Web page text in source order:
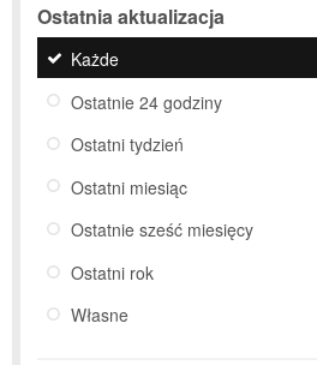
Ostatnia aktualizacja
Każde
Ostatnie 24 godziny
Ostatni tydzień
Ostatni miesiąc
Ostatnie sześć miesięcy
Ostatni rok
Własne